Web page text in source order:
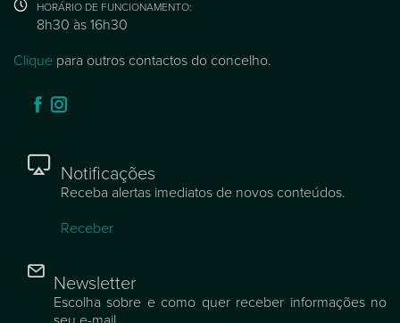
HORÁRIO DE FUNCIONAMENTO:
8h30 às 16h30
Clique para outros contactos do concelho.
Notificações
Receba alertas imediatos de novos conteúdos.
Receber
Newsletter
Escolha sobre e como quer receber informações no